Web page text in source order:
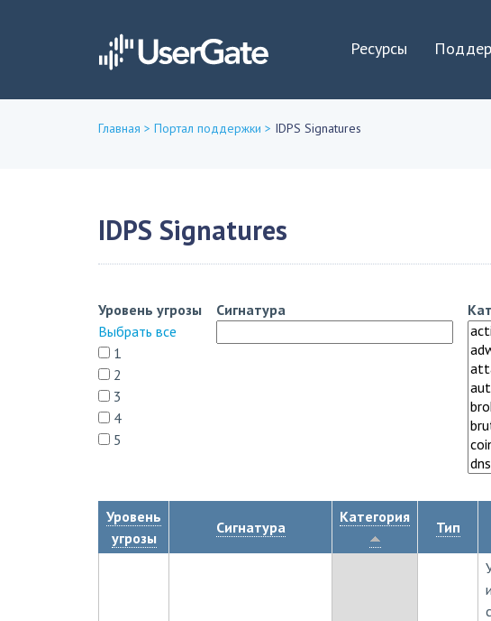
Ресурсы
Главная > Портал поддержки > IDPS Signatures
IDPS Signatures
Уровень угрозы
Выбрать все
1
2
3
4
5
Сигнатура
Уровень
угрозы
Сигнатура
Категория
Тип